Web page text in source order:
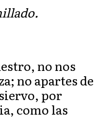
no nos
no apartes de
por
como las